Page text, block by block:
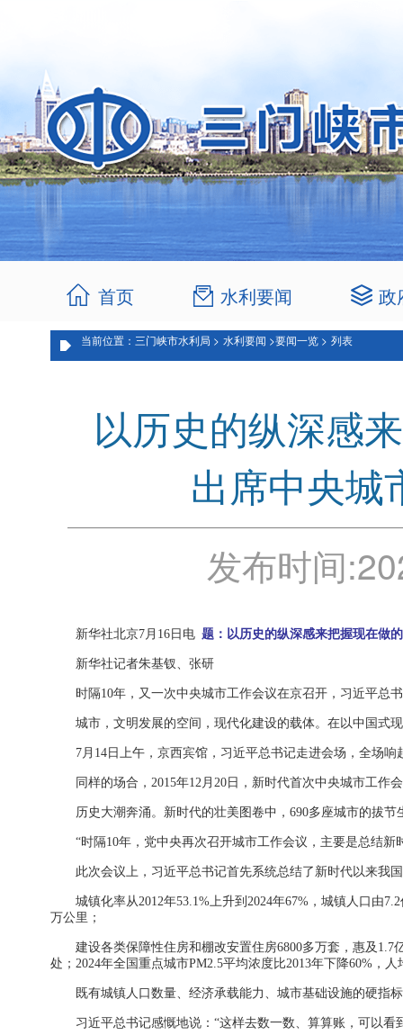
首页 水利要闻 政
当前位置：三门峡市水利局 > 水利要闻 >要闻一览 > 列表
以历史的纵深感
出席中央城
发布时间:
新华社北京7月16日电 题：以历史的纵深感来把握现在做
新华社记者朱基钗、张研
时隔10年，又一次中央城市工作会议在京召开，习近平总
城市，文明发展的空间，现代化建设的载体。在以中国式
7月14日上午，京西宾馆，习近平总书记走进会场，全场响
同样的场合，2015年12月20日，新时代首次中央城市工作
历史大潮奔涌。新时代的壮美图卷中，690多座城市的拔
“时隔10年，党中央再次召开城市工作会议，主要是总结
此次会议上，习近平总书记首先系统总结了新时代以来
城镇化率从2012年53.1%上升到2024年67%，城镇人口由
万公里；
建设各类保障性住房和棚改安置住房6800多万套，惠及1.7
处；2024年全国重点城市PM2.5平均浓度比2013年下降60%，
既有城镇人口数量、经济承载能力、城市基础设施的硬指
习近平总书记感慨地说：“这样去数一数、算算账，可以看